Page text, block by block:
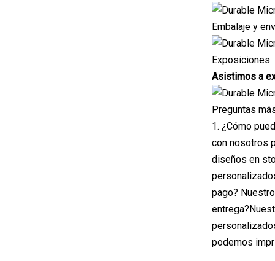
Embalaje y
Exposiciones
Asistimos a
Preguntas
1. ¿Cómo
con nosotros
diseños en
pago?
podemos